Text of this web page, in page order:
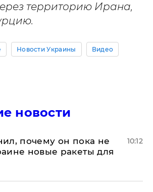
территорию Ирана,
Новости Украины Видео
новости
почему он пока не
новые ракеты для
10:12